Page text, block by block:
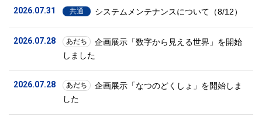
2026.07.31 共通 システムメンテナンスについて（8/12）
2026.07.28 あだち
企画展示「数字から見える世界」を開始
しました
2026.07.28 あだち
企画展示「なつのどくしょ」を開始しま
した